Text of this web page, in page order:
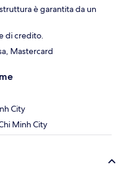
è garantita da un
di credito.
Mastercard
City
Minh City